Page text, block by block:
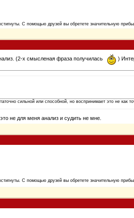
С помощью друзей вы обретете значительную
(2-х смысленая фраза получилась )
сильной или способной, но воспринимает это не как
не для меня анализ и судить не мне.
С помощью друзей вы обретете значительную